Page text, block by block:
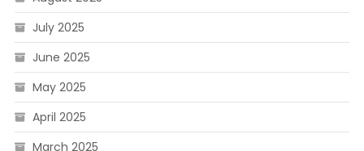
July 2025
June 2025
May 2025
April 2025
March 2025